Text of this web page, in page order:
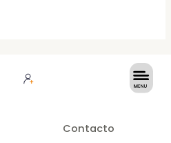
Contacto